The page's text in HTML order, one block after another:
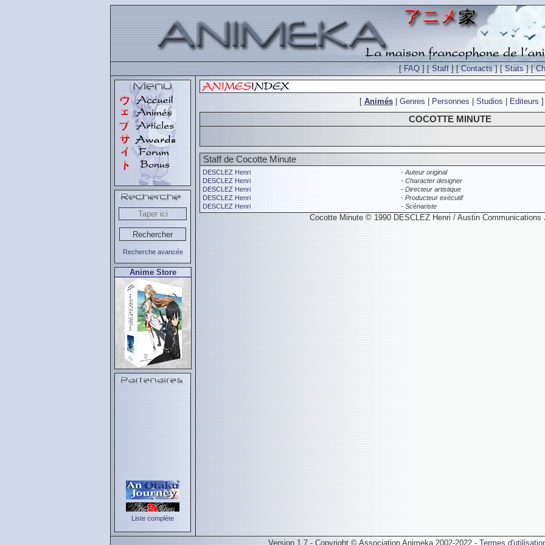
[FAQ ] [Staff ] [Contacts] [Stats] [
Recherche avancée
Anime Store
Liste complète
[ Animés| Genres Personnes Studios Editeurs ]
COCOTTE MINUTE
Staff de Cocotte Minute
DESCLEZ Henri - Auteur original
DESCLEZ Henri
- Character designer
DESCLEZ Henri
- Directeur artistique
DESCLEZ Henri
- Producteur exécutif
DESCLEZ Henri
- Scénariste
Cocotte Minute © 1990 DESCLEZ Henri / Austin Communications
Version 1.7 - Copyright © Association Animeka 2002-2022 - Termes